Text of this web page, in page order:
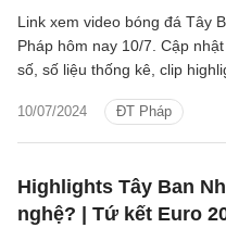
10/07/2024 ĐT Pháp
Link xem video bóng đá Tây
Pháp hôm nay 10/7. Cập
số, số liệu thống kê, clip
Highlights Tây Ban
nghệ? | Tứ kết Euro